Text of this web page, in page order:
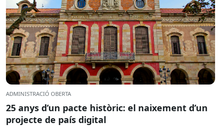
ADMINISTRACIÓ OBERTA
25 anys d’un pacte històric: el naixement d’un
projecte de país digital